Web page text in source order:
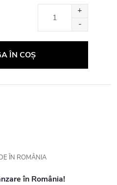
ÎN COŞ
ÎN ROMÂNIA
în România!